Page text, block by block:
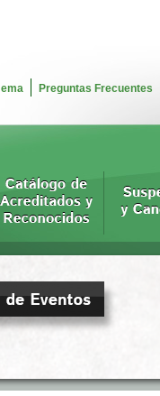
ema Preguntas Frecuentes